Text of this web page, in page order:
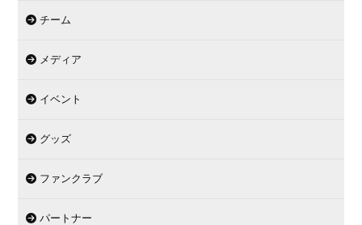
チーム
メディア
イベント
グッズ
ファンクラブ
パートナー